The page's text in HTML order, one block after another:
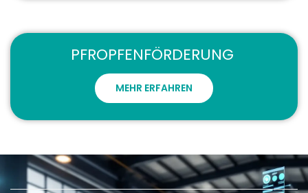
PFROPFENFÖRDERUNG
MEHR ERFAHREN